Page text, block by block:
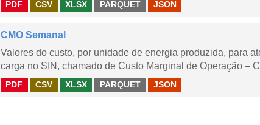
PDF CSV XLSX PARQUET JSON
CMO Semanal
Valores do custo, por unidade de energia produzida, para
carga no SIN, chamado de Custo Marginal de Operação –
PDF CSV XLSX PARQUET JSON